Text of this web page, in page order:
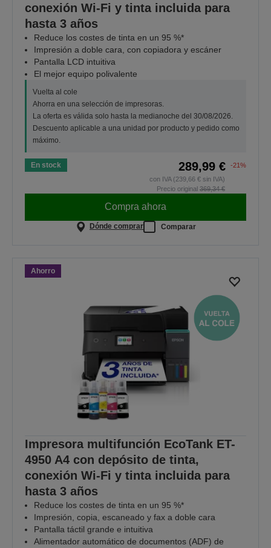
conexión Wi-Fi y tinta incluida para
hasta 3 años
Reduce los costes de tinta en un 95 %*
Impresión a doble cara, con copiadora y escáner
Pantalla LCD intuitiva
El mejor equipo polivalente
Vuelta al cole
Ahorra en una selección de impresoras.
La oferta es válida solo hasta la medianoche del 30/08/2026.
Descuento aplicable a una unidad por producto y pedido como
máximo.
En stock 289,99 €
-21%
con IVA (239,66 € sin IVA)
Precio original 369,34 €
Compra ahora
Dónde comprar Comparar
Ahorro
Impresora multifunción EcoTank ET-
4950 A4 con depósito de tinta,
conexión Wi-Fi y tinta incluida para
hasta 3 años
Reduce los costes de tinta en un 95 %*
Impresión, copia, escaneado y fax a doble cara
Pantalla táctil grande e intuitiva
Alimentador automático de documentos (ADF) de